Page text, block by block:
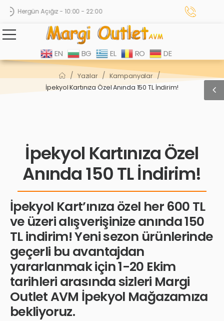
Hergün Açığız - 10:00 - 22:00
EN BG EL RO DE
/ Yazılar / Kampanyalar /
İpekyol Kartınıza Özel Anında 150 TL İndirim!
İpekyol Kartınıza Özel
Anında 150 TL İndirim!
İpekyol Kart’ınıza özel her 600 TL
ve üzeri alışverişinize anında 150
TL indirim! Yeni sezon ürünlerinde
geçerli bu avantajdan
yararlanmak için 1-20 Ekim
tarihleri arasında sizleri Margi
Outlet AVM İpekyol Mağazamıza
bekliyoruz.